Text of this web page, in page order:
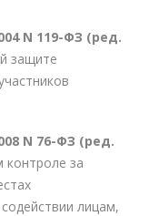
N 119-ФЗ (ред.
защите
N 76-ФЗ (ред.
за
лицам,